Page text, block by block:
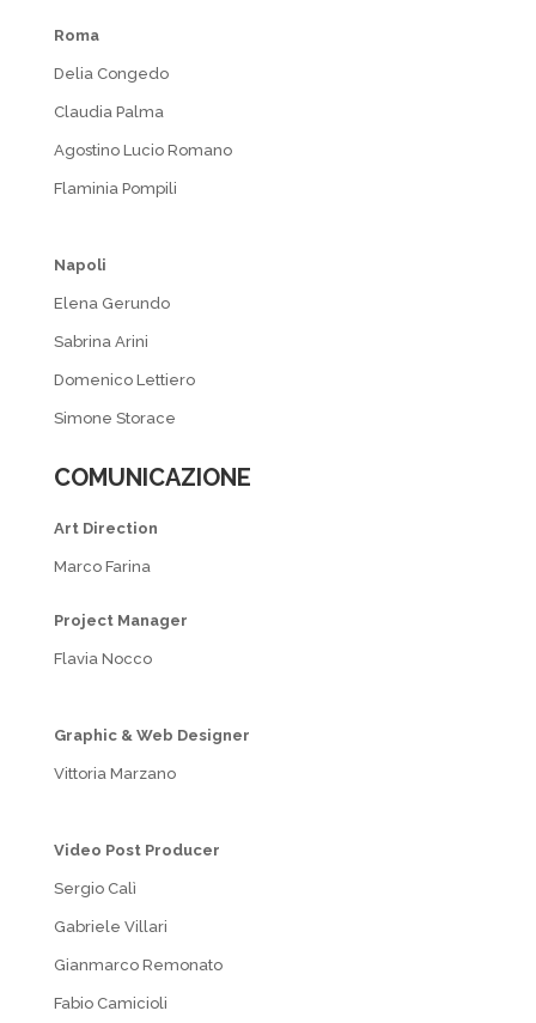
Roma
Delia Congedo
Claudia Palma
Agostino Lucio Romano
Flaminia Pompili
Napoli
Elena Gerundo
Sabrina Arini
Domenico Lettiero
Simone Storace
COMUNICAZIONE
Art Direction
Marco Farina
Project Manager
Flavia Nocco
Graphic & Web Designer
Vittoria Marzano
Video Post Producer
Sergio Calì
Gabriele Villari
Gianmarco Remonato
Fabio Camicioli